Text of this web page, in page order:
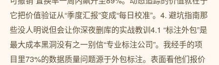
它把价值验证从“季度汇报”变成“每日校准”。4. 避坑指南那
些没人明说但会让你深夜删库的实战教训4.1 “标注外包”是
最大成本黑洞没有之一别信“专业标注公司”。我经手的项
目里73%的数据质量问题源于外包标注。表面看他们报价